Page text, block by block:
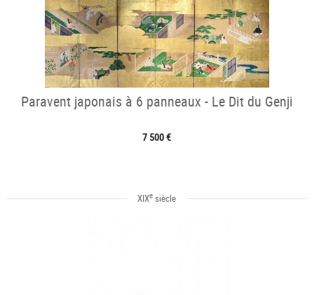
Paravent japonais à 6 panneaux - Le Dit du Genji
7 500 €
XIXe siècle